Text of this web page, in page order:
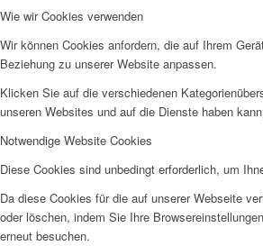
Wie wir Cookies verwenden
Wir können Cookies anfordern, die auf Ihrem
Beziehung zu unserer Website anpassen.
Klicken Sie auf die verschiedenen
unseren Websites und auf die Dienste haben
Notwendige Website Cookies
Diese Cookies sind unbedingt erforderlich, um
Da diese Cookies für die auf unserer Webseite
oder löschen, indem Sie Ihre
erneut besuchen.